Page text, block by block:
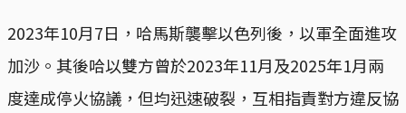
2023年10月7日，哈馬斯襲擊以色列後，以軍全面進攻
加沙。其後哈以雙方曾於2023年11月及2025年1月兩
度達成停火協議，但均迅速破裂，互相指責對方違反協